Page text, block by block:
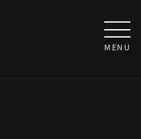
MENU